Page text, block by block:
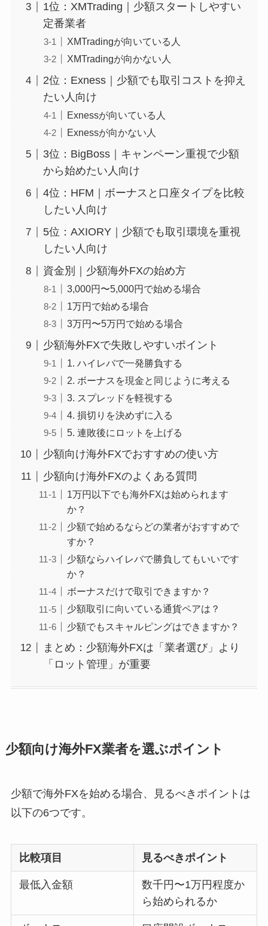
1位：XMTrading｜少額スタートしやすい
定番業者
XMTradingが向いている人
XMTradingが向かない人
2位：Exness｜少額でも取引コストを抑え
たい人向け
Exnessが向いている人
Exnessが向かない人
3位：BigBoss｜キャンペーン重視で少額
から始めたい人向け
4位：HFM｜ボーナスと口座タイプを比較
したい人向け
5位：AXIORY｜少額でも取引環境を重視
したい人向け
資金別｜少額海外FXの始め方
3,000円〜5,000円で始める場合
1万円で始める場合
3万円〜5万円で始める場合
少額海外FXで失敗しやすいポイント
1. ハイレバで一発勝負する
2. ボーナスを現金と同じように考える
3. スプレッドを軽視する
4. 損切りを決めずに入る
5. 連敗後にロットを上げる
少額向け海外FXでおすすめの使い方
少額向け海外FXのよくある質問
1万円以下でも海外FXは始められます
か？
少額で始めるならどの業者がおすすめで
すか？
少額ならハイレバで勝負してもいいです
か？
ボーナスだけで取引できますか？
少額取引に向いている通貨ペアは？
少額でもスキャルピングはできますか？
まとめ：少額海外FXは「業者選び」より
「ロット管理」が重要
少額向け海外FX業者を選ぶポイント
少額で海外FXを始める場合、見るべきポイントは
以下の6つです。
比較項目 見るべきポイント
最低入金額
数千円〜1万円程度か
ら始められるか